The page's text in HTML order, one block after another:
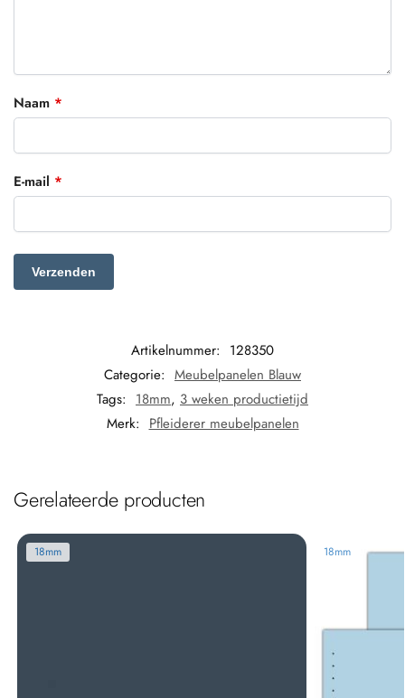
Naam *
E-mail *
Artikelnummer: 128350
Categorie: Meubelpanelen Blauw
Tags: 18mm, 3 weken productietijd
Merk: Pfleiderer meubelpanelen
Gerelateerde producten
18mm 18mm